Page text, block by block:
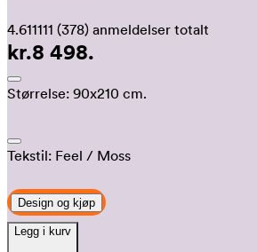
4.611111 (378) anmeldelser totalt
kr.8 498.
Størrelse: 90x210 cm.
Tekstil: Feel / Moss
Design og kjøp
Legg i kurv